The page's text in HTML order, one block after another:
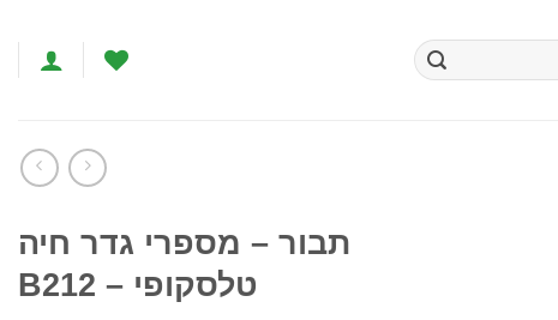
תבור – מספרי גדר חיה
טלסקופי – B212